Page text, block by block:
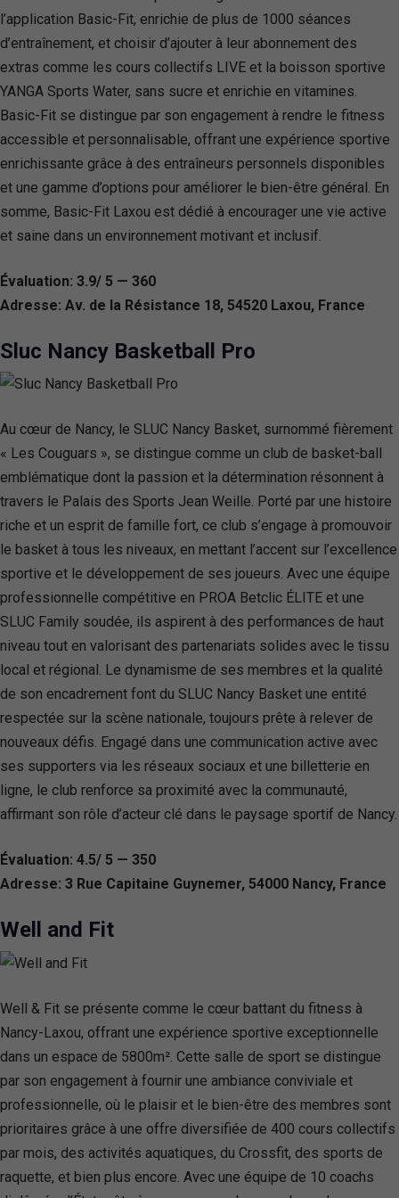
l’application Basic-Fit, enrichie de plus de 1000 séances
d’entraînement, et choisir d’ajouter à leur abonnement des
extras comme les cours collectifs LIVE et la boisson sportive
YANGA Sports Water, sans sucre et enrichie en vitamines.
Basic-Fit se distingue par son engagement à rendre le fitness
accessible et personnalisable, offrant une expérience sportive
enrichissante grâce à des entraîneurs personnels disponibles
et une gamme d’options pour améliorer le bien-être général. En
somme, Basic-Fit Laxou est dédié à encourager une vie active
et saine dans un environnement motivant et inclusif.
Évaluation: 3.9/ 5 — 360
Adresse: Av. de la Résistance 18, 54520 Laxou, France
Sluc Nancy Basketball Pro
Au cœur de Nancy, le SLUC Nancy Basket, surnommé fièrement
« Les Couguars », se distingue comme un club de basket-ball
emblématique dont la passion et la détermination résonnent à
travers le Palais des Sports Jean Weille. Porté par une histoire
riche et un esprit de famille fort, ce club s’engage à promouvoir
le basket à tous les niveaux, en mettant l’accent sur l’excellence
sportive et le développement de ses joueurs. Avec une équipe
professionnelle compétitive en PROA Betclic ÉLITE et une
SLUC Family soudée, ils aspirent à des performances de haut
niveau tout en valorisant des partenariats solides avec le tissu
local et régional. Le dynamisme de ses membres et la qualité
de son encadrement font du SLUC Nancy Basket une entité
respectée sur la scène nationale, toujours prête à relever de
nouveaux défis. Engagé dans une communication active avec
ses supporters via les réseaux sociaux et une billetterie en
ligne, le club renforce sa proximité avec la communauté,
affirmant son rôle d’acteur clé dans le paysage sportif de Nancy.
Évaluation: 4.5/ 5 — 350
Adresse: 3 Rue Capitaine Guynemer, 54000 Nancy, France
Well and Fit
Well & Fit se présente comme le cœur battant du fitness à
Nancy-Laxou, offrant une expérience sportive exceptionnelle
dans un espace de 5800m². Cette salle de sport se distingue
par son engagement à fournir une ambiance conviviale et
professionnelle, où le plaisir et le bien-être des membres sont
prioritaires grâce à une offre diversifiée de 400 cours collectifs
par mois, des activités aquatiques, du Crossfit, des sports de
raquette, et bien plus encore. Avec une équipe de 10 coachs